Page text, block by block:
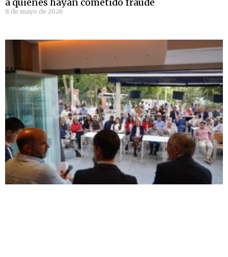
8 de mayo de 2026